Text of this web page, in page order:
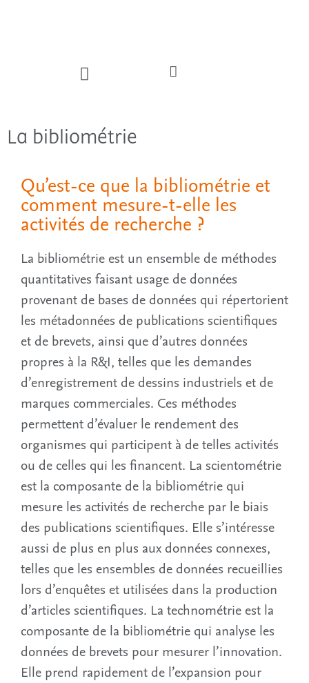
La bibliométrie
Qu’est-ce que la bibliométrie et
comment mesure-t-elle les
activités de recherche ?
La bibliométrie est un ensemble de méthodes
quantitatives faisant usage de données
provenant de bases de données qui répertorient
les métadonnées de publications scientifiques
et de brevets, ainsi que d’autres données
propres à la R&I, telles que les demandes
d’enregistrement de dessins industriels et de
marques commerciales. Ces méthodes
permettent d’évaluer le rendement des
organismes qui participent à de telles activités
ou de celles qui les financent. La scientométrie
est la composante de la bibliométrie qui
mesure les activités de recherche par le biais
des publications scientifiques. Elle s’intéresse
aussi de plus en plus aux données connexes,
telles que les ensembles de données recueillies
lors d’enquêtes et utilisées dans la production
d’articles scientifiques. La technométrie est la
composante de la bibliométrie qui analyse les
données de brevets pour mesurer l’innovation.
Elle prend rapidement de l’expansion pour